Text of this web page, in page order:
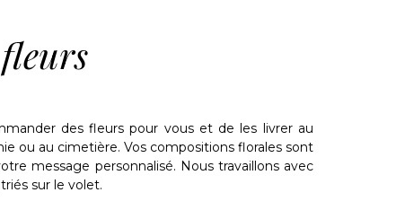
des fleurs pour vous et de les livrer au
ou au cimetière. Vos compositions florales sont
message personnalisé. Nous travaillons avec
sur le volet.